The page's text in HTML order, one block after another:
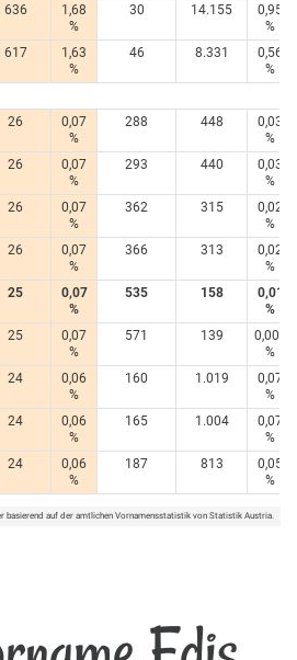
636
1,68
%
30 14.155
0,95
%
617
1,63
%
46 8.331
0,56
%
26
0,07
%
288 448
0,03
%
26
0,07
%
293 440
0,03
%
26
0,07
%
362 315
0,02
%
26
0,07
%
366 313
0,02
%
25
0,07
%
535 158
0,01
%
25
0,07
%
571 139
0,009
%
24
0,06
%
160 1.019
0,07
%
24
0,06
%
165 1.004
0,07
%
24
0,06
%
187 813
0,05
%
basierend auf der amtlichen Vornamensstatistik von Statistik Austria.